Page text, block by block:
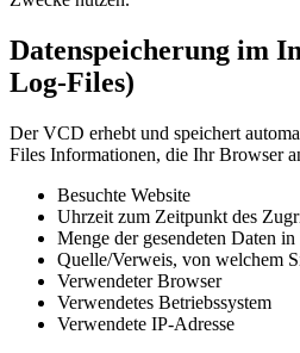
Datenspeicherung im
Log-Files)
Der VCD erhebt und speichert
Files Informationen, die Ihr Browser
Besuchte Website
Uhrzeit zum Zeitpunkt des
Menge der gesendeten Daten
Quelle/Verweis, von welchem
Verwendeter Browser
Verwendetes Betriebssystem
Verwendete IP-Adresse